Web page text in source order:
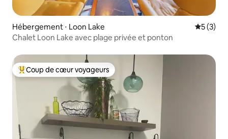
Hébergement ⋅ Loon Lake
5 (3)
Chalet Loon Lake avec plage privée et ponton
Coups de cœur voyageurs les plus appréciés
Coup de cœur voyageurs